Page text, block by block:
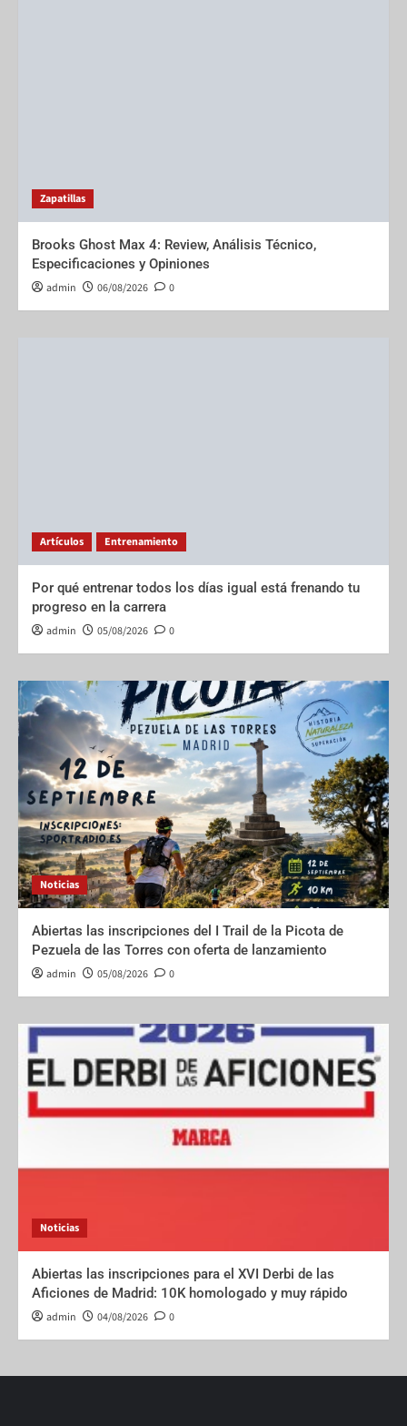
Zapatillas
Brooks Ghost Max 4: Review, Análisis Técnico,
Especificaciones y Opiniones
admin 06/08/2026 0
Artículos Entrenamiento
Por qué entrenar todos los días igual está frenando tu
progreso en la carrera
admin 05/08/2026 0
Noticias
Abiertas las inscripciones del I Trail de la Picota de
Pezuela de las Torres con oferta de lanzamiento
admin 05/08/2026 0
Noticias
Abiertas las inscripciones para el XVI Derbi de las
Aficiones de Madrid: 10K homologado y muy rápido
admin 04/08/2026 0